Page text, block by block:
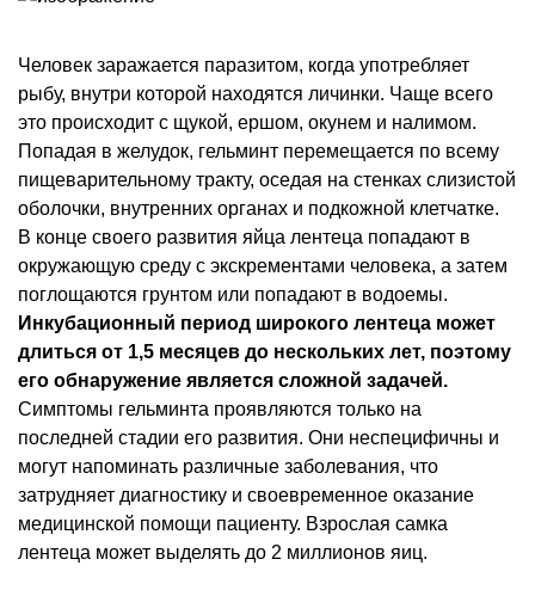
Человек заражается паразитом, когда употребляет
рыбу, внутри которой находятся личинки. Чаще всего
это происходит с щукой, ершом, окунем и налимом.
Попадая в желудок, гельминт перемещается по всему
пищеварительному тракту, оседая на стенках слизистой
оболочки, внутренних органах и подкожной клетчатке.
В конце своего развития яйца лентеца попадают в
окружающую среду с экскрементами человека, а затем
поглощаются грунтом или попадают в водоемы.
Инкубационный период широкого лентеца может
длиться от 1,5 месяцев до нескольких лет, поэтому
его обнаружение является сложной задачей.
Симптомы гельминта проявляются только на
последней стадии его развития. Они неспецифичны и
могут напоминать различные заболевания, что
затрудняет диагностику и своевременное оказание
медицинской помощи пациенту. Взрослая самка
лентеца может выделять до 2 миллионов яиц.